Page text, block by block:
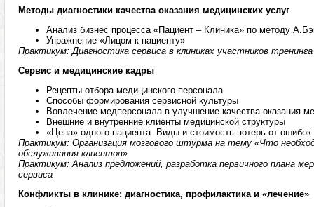
Методы диагностики качества оказания медицинских услуг
Анализ бизнес процесса «Пациент – Клиника» по методу
Упражнение «Лицом к пациенту»
Практикум: Диагностика сервиса в клиниках участников тренинга
Сервис и медицинские кадры
Рецепты отбора медицинского персонала
Способы формирования сервисной культуры
Вовлечение медперсонала в улучшение качества оказания
Внешние и внутренние клиенты медицинской структуры
«Цена» одного пациента. Виды и стоимость потерь от ошибок
Практикум: Организация мозгового штурма на тему «Что
обслуживания клиентов»
Практикум: Анализ предложений, разработка первичного плана
сервиса
Конфликты в клинике: диагностика, профилактика и «лечение»